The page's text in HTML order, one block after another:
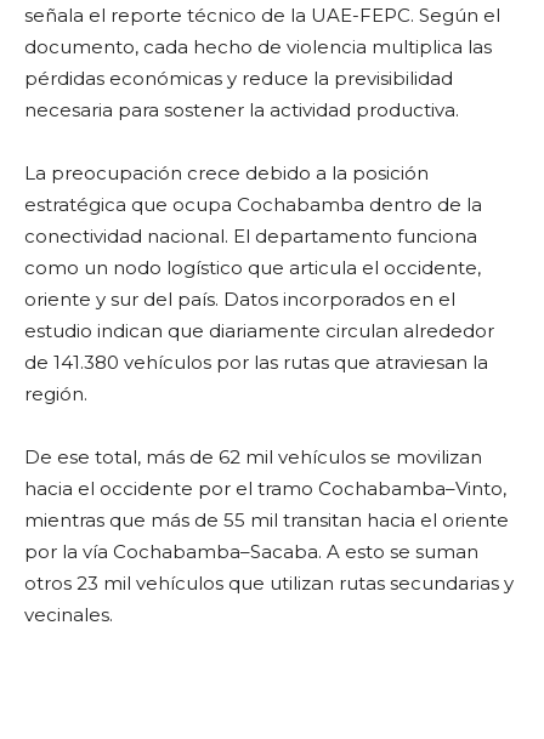
señala el reporte técnico de la UAE-FEPC. Según el
documento, cada hecho de violencia multiplica las
pérdidas económicas y reduce la previsibilidad
necesaria para sostener la actividad productiva.
La preocupación crece debido a la posición
estratégica que ocupa Cochabamba dentro de la
conectividad nacional. El departamento funciona
como un nodo logístico que articula el occidente,
oriente y sur del país. Datos incorporados en el
estudio indican que diariamente circulan alrededor
de 141.380 vehículos por las rutas que atraviesan la
región.
De ese total, más de 62 mil vehículos se movilizan
hacia el occidente por el tramo Cochabamba–Vinto,
mientras que más de 55 mil transitan hacia el oriente
por la vía Cochabamba–Sacaba. A esto se suman
otros 23 mil vehículos que utilizan rutas secundarias y
vecinales.